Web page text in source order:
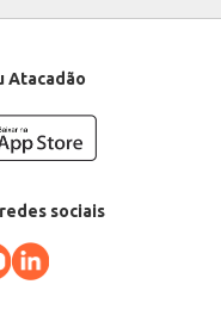
Atacadão
sociais